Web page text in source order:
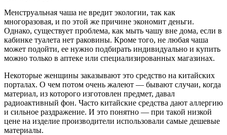
Менструальная чаша не вредит экологии, так как
многоразовая, и по этой же причине экономит деньги.
Однако, существует проблема, как мыть чашу вне дома, если в
кабинке туалета нет раковины. Кроме того, не любая чаша
может подойти, ее нужно подбирать индивидуально и купить
можно только в аптеке или специализированных магазинах.
Некоторые женщины заказывают это средство на китайских
порталах. О чем потом очень жалеют — бывают случаи, когда
материал, из которого изготовлен предмет, давал
радиоактивный фон. Часто китайские средства дают аллергию
и сильное раздражение. И это понятно — при такой низкой
цене на изделие производители использовали самые дешевые
материалы.